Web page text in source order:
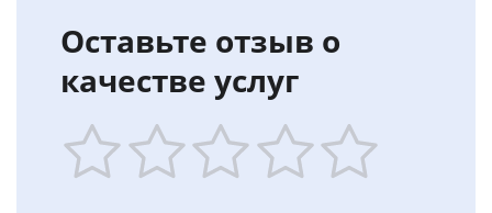
Оставьте отзыв о
качестве услуг